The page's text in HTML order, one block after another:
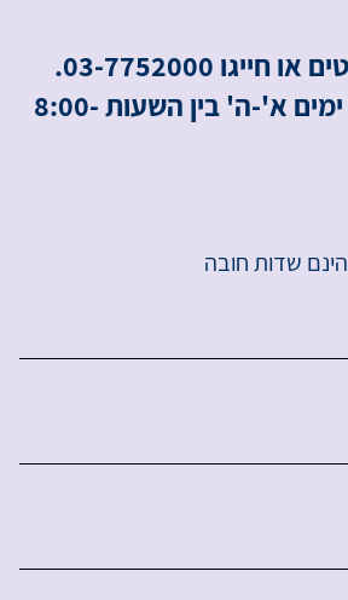
03-7752000.
שעות הפעילות: ימים א'-ה' בין השעות 8:00-
שדות חובה